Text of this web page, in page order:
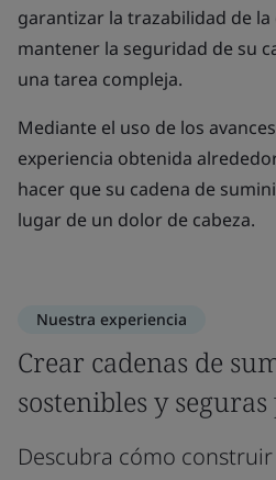
garantizar la trazabilidad de
mantener la seguridad de su
una tarea compleja.
Mediante el uso de los
experiencia obtenida
hacer que su cadena de
lugar de un dolor de cabeza.
Nuestra experiencia
Crear cadenas de
sostenibles y
Descubra cómo